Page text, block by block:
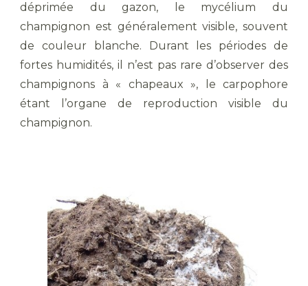
déprimée du gazon, le mycélium du
champignon est généralement visible, souvent
de couleur blanche. Durant les périodes de
fortes humidités, il n’est pas rare d’observer des
champignons à « chapeaux », le carpophore
étant l’organe de reproduction visible du
champignon.